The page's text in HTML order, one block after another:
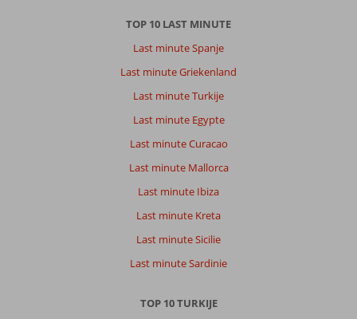
TOP 10 LAST MINUTE
Last minute Spanje
Last minute Griekenland
Last minute Turkije
Last minute Egypte
Last minute Curacao
Last minute Mallorca
Last minute Ibiza
Last minute Kreta
Last minute Sicilie
Last minute Sardinie
TOP 10 TURKIJE